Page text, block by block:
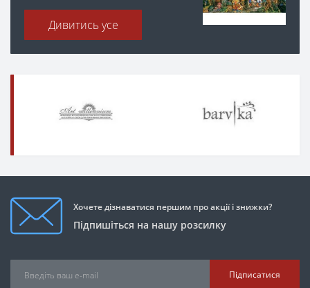
Дивитись усе
Хочете дізнаватися першим про акції і знижки?
Підпишіться на нашу розсилку
Підписатися